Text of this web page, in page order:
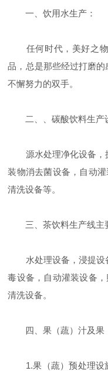
一、饮用水生产：
任何时代，美好之物
品，总是那些经过打磨
不懈努力的双手。
二、、碳酸饮料生产
源水处理净化设备，
装物消去菌设备，自动
清洗设备等。
三、茶饮料生产线主
水处理设备，浸提设
毒设备，自动灌装设备
清洗设备。
四、果（蔬）汁及果
1.果（蔬）预处理设